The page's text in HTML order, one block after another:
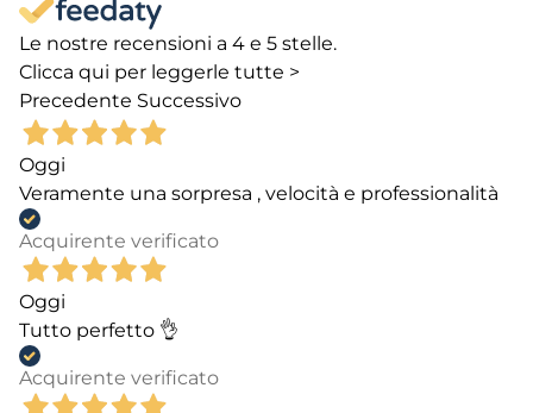
Le nostre recensioni a 4 e 5 stelle.
Clicca qui per leggerle tutte >
Precedente Successivo
Oggi
Veramente una sorpresa , velocità e professionalità
Acquirente verificato
Oggi
Tutto perfetto 👌
Acquirente verificato